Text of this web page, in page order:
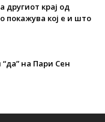
другиот крај од
покажува кој е и што
на Пари Сен